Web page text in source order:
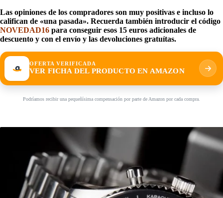
Las opiniones de los compradores son muy positivas e incluso lo
califican de «una pasada». Recuerda también introducir el código
NOVEDAD16 para conseguir esos 15 euros adicionales de
descuento y con el envío y las devoluciones gratuítas.
OFERTA VERIFICADA
VER FICHA DEL PRODUCTO EN AMAZON
Podríamos recibir una pequeñísima compensación por parte de Amazon por cada compra.